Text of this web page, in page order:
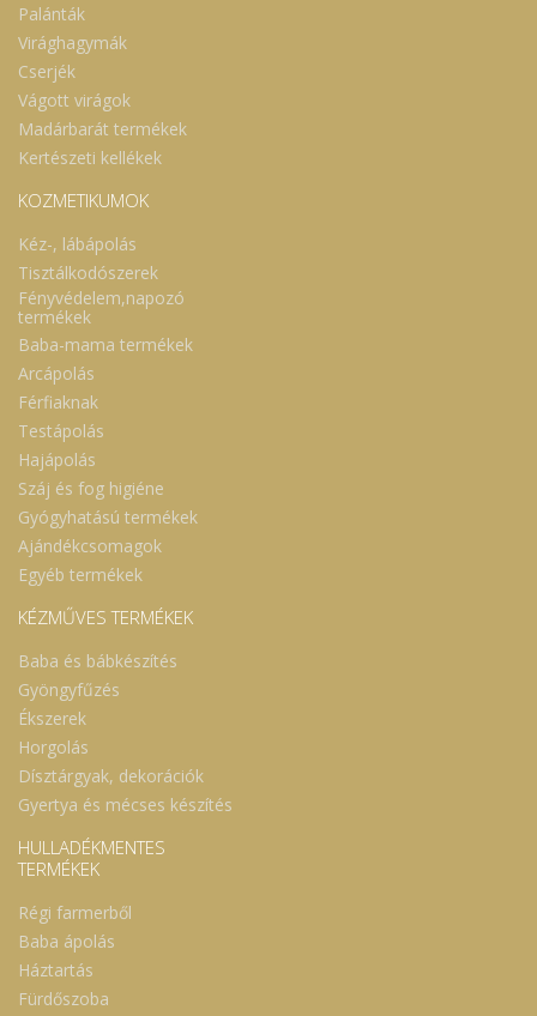
Palánták
Virághagymák
Cserjék
Vágott virágok
Madárbarát termékek
Kertészeti kellékek
KOZMETIKUMOK
Kéz-, lábápolás
Tisztálkodószerek
Fényvédelem,napozó
termékek
Baba-mama termékek
Arcápolás
Férfiaknak
Testápolás
Hajápolás
Száj és fog higiéne
Gyógyhatású termékek
Ajándékcsomagok
Egyéb termékek
KÉZMŰVES TERMÉKEK
Baba és bábkészítés
Gyöngyfűzés
Ékszerek
Horgolás
Dísztárgyak, dekorációk
Gyertya és mécses készítés
HULLADÉKMENTES
TERMÉKEK
Régi farmerből
Baba ápolás
Háztartás
Fürdőszoba